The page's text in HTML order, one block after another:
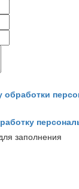
обработки
заполнения